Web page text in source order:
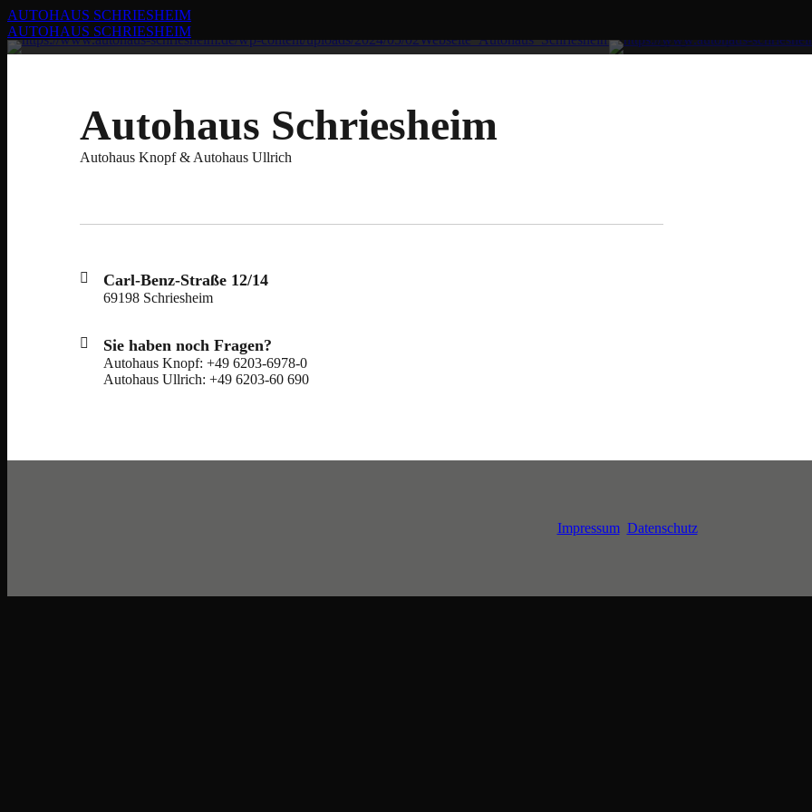
AUTOHAUS SCHRIESHEIM
AUTOHAUS SCHRIESHEIM
Autohaus Schriesheim
Autohaus Knopf & Autohaus Ullrich
Carl-Benz-Straße 12/14
69198 Schriesheim
Sie haben noch Fragen?
Autohaus Knopf: +49 6203-6978-0
Autohaus Ullrich: +49 6203-60 690
Impressum Datenschutz